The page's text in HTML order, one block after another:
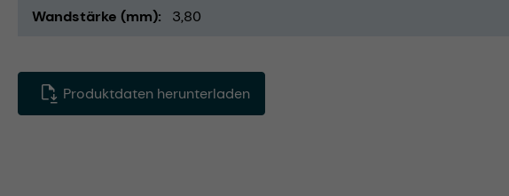
Wandstärke (mm) 3,80
Produktdaten herunterladen